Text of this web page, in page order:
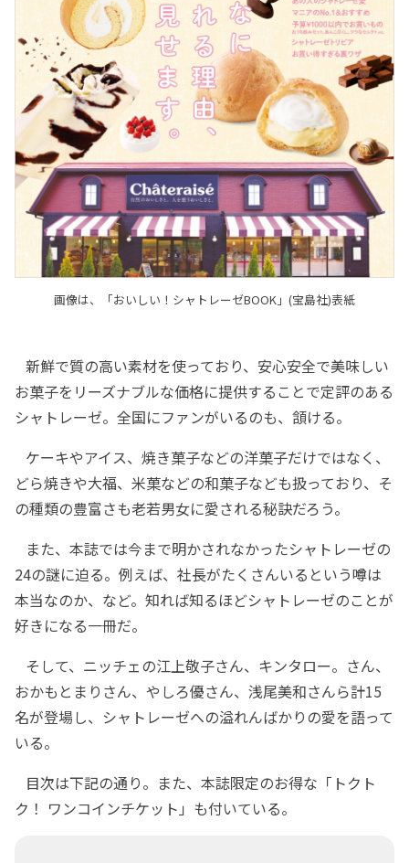
画像は、「おいしい！シャトレーゼBOOK」(宝島社)表紙
新鮮で質の高い素材を使っており、安心安全で美味しい
お菓子をリーズナブルな価格に提供することで定評のある
シャトレーゼ。全国にファンがいるのも、頷ける。
ケーキやアイス、焼き菓子などの洋菓子だけではなく、
どら焼きや大福、米菓などの和菓子なども扱っており、そ
の種類の豊富さも老若男女に愛される秘訣だろう。
また、本誌では今まで明かされなかったシャトレーゼの
24の謎に迫る。例えば、社長がたくさんいるという噂は
本当なのか、など。知れば知るほどシャトレーゼのことが
好きになる一冊だ。
そして、ニッチェの江上敬子さん、キンタロー。さん、
おかもとまりさん、やしろ優さん、浅尾美和さんら計15
名が登場し、シャトレーゼへの溢れんばかりの愛を語って
いる。
目次は下記の通り。また、本誌限定のお得な「トクト
ク！ ワンコインチケット」も付いている。